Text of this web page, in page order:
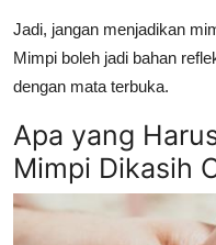
Jadi, jangan menjadikan
Mimpi boleh jadi bahan
dengan mata terbuka.
Apa yang
Mimpi Dikasih